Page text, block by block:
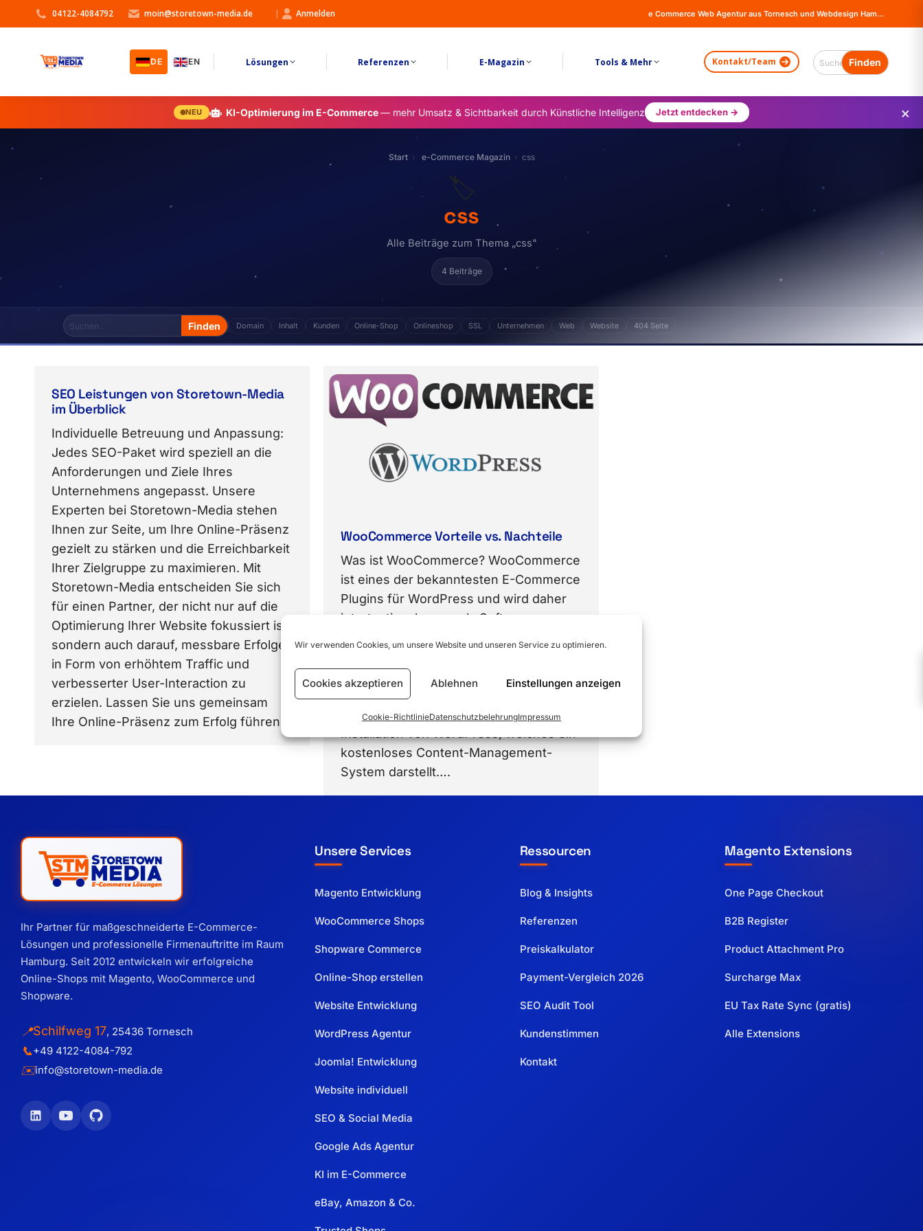
Wir verwenden Cookies, um unsere Website und unseren Service zu optimieren.
Cookies akzeptieren Ablehnen Einstellungen anzeigen
Cookie-RichtlinieDatenschutzbelehrungImpressum
04122-4084792 moin@storetown-media.de | Anmelden e Commerce Web Agentur aus Tornesch und Webdesign Hamburg - Online Shops, Firma Website Erstellung - Magento - Wordpress - WooCommerce
DE EN Lösungen Referenzen E-Magazin Tools & Mehr Kontakt/Team
NEU KI-Optimierung im E-Commerce— mehr Umsatz & Sichtbarkeit durch Künstliche Intelligenz Jetzt entdecken → ×
Start e-Commerce Magazin css
🏷️
css
Alle Beiträge zum Thema „css"
4 Beiträge
Domain Inhalt Kunden Online-Shop Onlineshop SSL Unternehmen Web Website 404 Seite
SEO Leistungen von Storetown-Media
im Überblick
Individuelle Betreuung und Anpassung:
Jedes SEO-Paket wird speziell an die
Anforderungen und Ziele Ihres
Unternehmens angepasst. Unsere
Experten bei Storetown-Media stehen
Ihnen zur Seite, um Ihre Online-Präsenz
gezielt zu stärken und die Erreichbarkeit
Ihrer Zielgruppe zu maximieren. Mit
Storetown-Media entscheiden Sie sich
für einen Partner, der nicht nur auf die
Optimierung Ihrer Website fokussiert ist,
sondern auch darauf, messbare Erfolge
in Form von erhöhtem Traffic und
verbesserter User-Interaction zu
erzielen. Lassen Sie uns gemeinsam
Ihre Online-Präsenz zum Erfolg führen.
WooCommerce Vorteile vs. Nachteile
Was ist WooCommerce? WooCommerce
ist eines der bekanntesten E-Commerce
Plugins für WordPress und wird daher
intertnational gerne als Software von
5 Faktoren. Der erste Faktor ist der
Hoster, die Domain und das SSL
Zertifikat. Der zweite Faktor ist die
Installation von WordPress, welches ein
kostenloses Content-Management-
System darstellt….
Ihr Partner für maßgeschneiderte E-Commerce-
Lösungen und professionelle Firmenauftritte im Raum
Hamburg. Seit 2012 entwickeln wir erfolgreiche
Online-Shops mit Magento, WooCommerce und
Shopware.
📍Schilfweg 17, 25436 Tornesch
📞+49 4122-4084-792
✉️info@storetown-media.de
Unsere Services
Magento Entwicklung
WooCommerce Shops
Shopware Commerce
Online-Shop erstellen
Website Entwicklung
WordPress Agentur
Joomla! Entwicklung
Website individuell
SEO & Social Media
Google Ads Agentur
KI im E-Commerce
eBay, Amazon & Co.
Ressourcen
Blog & Insights
Referenzen
Preiskalkulator
Payment-Vergleich 2026
SEO Audit Tool
Kundenstimmen
Kontakt
Magento Extensions
One Page Checkout
B2B Register
Product Attachment Pro
Surcharge Max
EU Tax Rate Sync (gratis)
Alle Extensions